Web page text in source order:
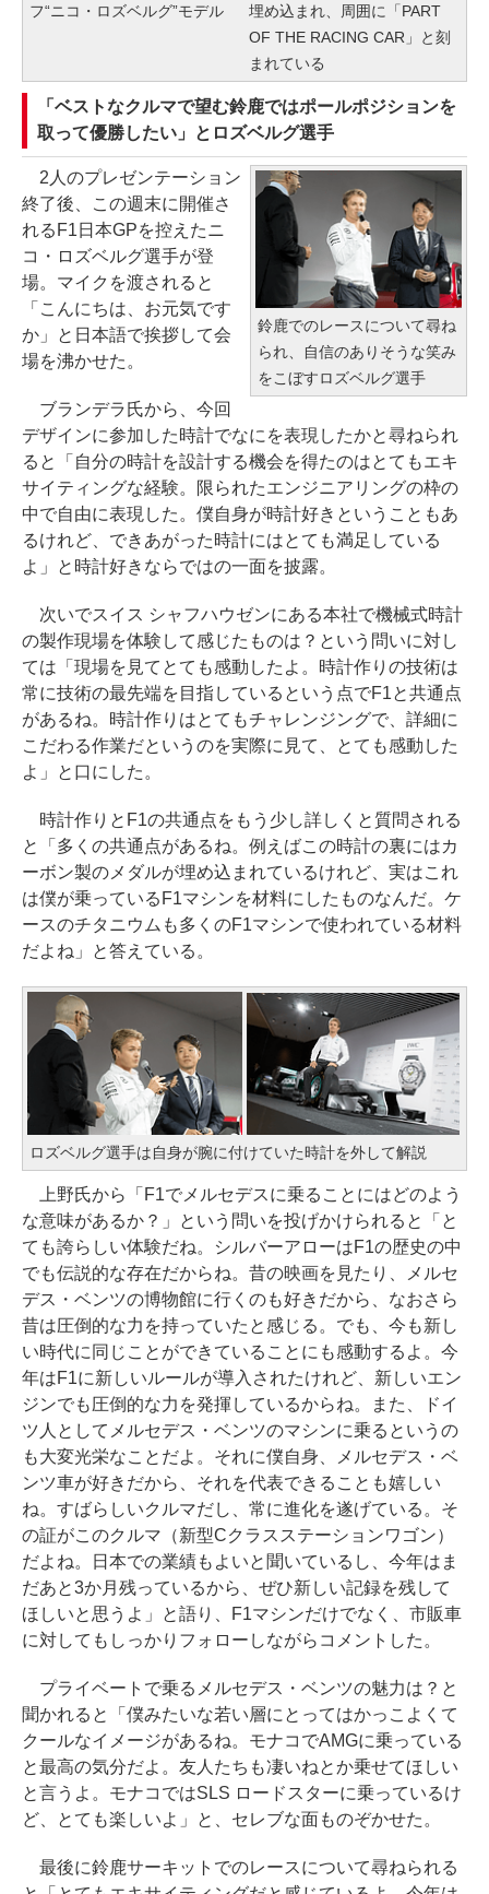
フ“ニコ・ロズベルグ”モデル
埋め込まれ、周囲に「PART
OF THE RACING CAR」と刻
まれている
「ベストなクルマで望む鈴鹿ではポールポジションを
取って優勝したい」とロズベルグ選手
鈴鹿でのレースについて尋ね
られ、自信のありそうな笑み
をこぼすロズベルグ選手
2人のプレゼンテーション
終了後、この週末に開催さ
れるF1日本GPを控えたニ
コ・ロズベルグ選手が登
場。マイクを渡されると
「こんにちは、お元気です
か」と日本語で挨拶して会
場を沸かせた。
ブランデラ氏から、今回
デザインに参加した時計でなにを表現したかと尋ねられ
ると「自分の時計を設計する機会を得たのはとてもエキ
サイティングな経験。限られたエンジニアリングの枠の
中で自由に表現した。僕自身が時計好きということもあ
るけれど、できあがった時計にはとても満足している
よ」と時計好きならではの一面を披露。
次いでスイス シャフハウゼンにある本社で機械式時計
の製作現場を体験して感じたものは？という問いに対し
ては「現場を見てとても感動したよ。時計作りの技術は
常に技術の最先端を目指しているという点でF1と共通点
があるね。時計作りはとてもチャレンジングで、詳細に
こだわる作業だというのを実際に見て、とても感動した
よ」と口にした。
時計作りとF1の共通点をもう少し詳しくと質問される
と「多くの共通点があるね。例えばこの時計の裏にはカ
ーボン製のメダルが埋め込まれているけれど、実はこれ
は僕が乗っているF1マシンを材料にしたものなんだ。ケ
ースのチタニウムも多くのF1マシンで使われている材料
だよね」と答えている。
ロズベルグ選手は自身が腕に付けていた時計を外して解説
上野氏から「F1でメルセデスに乗ることにはどのよう
な意味があるか？」という問いを投げかけられると「と
ても誇らしい体験だね。シルバーアローはF1の歴史の中
でも伝説的な存在だからね。昔の映画を見たり、メルセ
デス・ベンツの博物館に行くのも好きだから、なおさら
昔は圧倒的な力を持っていたと感じる。でも、今も新し
い時代に同じことができていることにも感動するよ。今
年はF1に新しいルールが導入されたけれど、新しいエン
ジンでも圧倒的な力を発揮しているからね。また、ドイ
ツ人としてメルセデス・ベンツのマシンに乗るというの
も大変光栄なことだよ。それに僕自身、メルセデス・ベ
ンツ車が好きだから、それを代表できることも嬉しい
ね。すばらしいクルマだし、常に進化を遂げている。そ
の証がこのクルマ（新型Cクラスステーションワゴン）
だよね。日本での業績もよいと聞いているし、今年はま
だあと3か月残っているから、ぜひ新しい記録を残して
ほしいと思うよ」と語り、F1マシンだけでなく、市販車
に対してもしっかりフォローしながらコメントした。
プライベートで乗るメルセデス・ベンツの魅力は？と
聞かれると「僕みたいな若い層にとってはかっこよくて
クールなイメージがあるね。モナコでAMGに乗っている
と最高の気分だよ。友人たちも凄いねとか乗せてほしい
と言うよ。モナコではSLS ロードスターに乗っているけ
ど、とても楽しいよ」と、セレブな面ものぞかせた。
最後に鈴鹿サーキットでのレースについて尋ねられる